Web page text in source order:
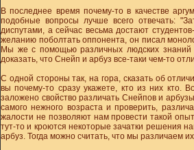
В последнее время почему-то в качестве
подобные вопросы лучше всего отвечать:
диспутами, а сейчас весьма достают
желанию поболтать оппонента, он писал
Мы же с помощью различных людских знаний
доказать, что Снейп и арбуз все-таки чем-то
С одной стороны так, на гора, сказать об
вы почему-то сразу укажете, кто из них кто.
заложено свойство различать Снейпов и
самого нежного возраста и проверить,
жалости не позволяют нам провести такой
тут-то и кроются некоторые зачатки решения
арбуз. Тогда можно считать, что мы различаем